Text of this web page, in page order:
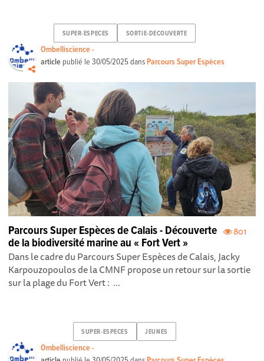
SUPER-ESPECES SORTIE-DECOUVERTE
Ombelliscience -
article publié le30/05/2025dans Parcours Super Espèces
801
Parcours Super Espèces de Calais - Découverte
de la biodiversité marine au « Fort Vert »
Dans le cadre du Parcours Super Espèces de Calais, Jacky
Karpouzopoulos de la CMNF propose un retour sur la sortie
sur la plage du Fort Vert : ...
SUPER-ESPECES JEUNES
Ombelliscience -